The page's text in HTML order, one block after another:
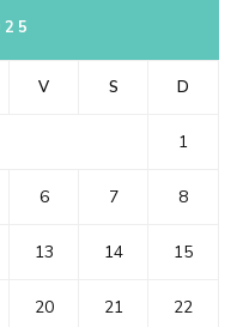
V S D
1
6 7 8
13 14 15
20 21 22